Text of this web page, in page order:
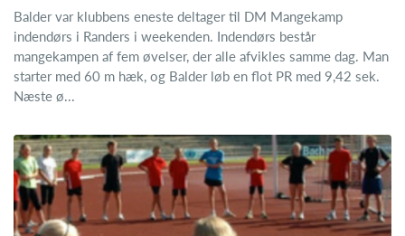
Balder var klubbens eneste deltager til DM Mangekamp
indendørs i Randers i weekenden. Indendørs består
mangekampen af fem øvelser, der alle afvikles samme dag. Man
starter med 60 m hæk, og Balder løb en flot PR med 9,42 sek.
Næste ø...